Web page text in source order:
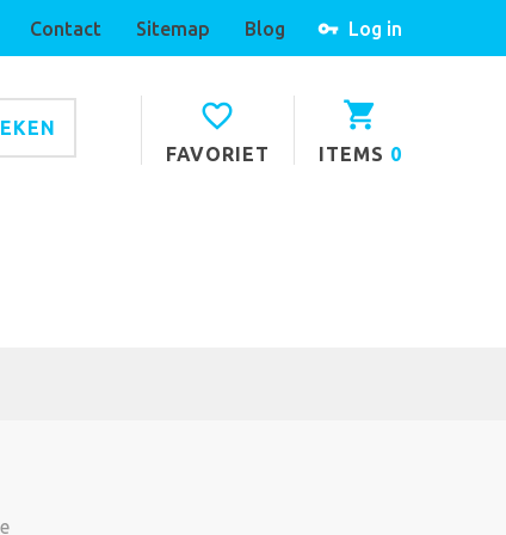
Log in
Contact Sitemap Blog
ITEMS 0
FAVORIET